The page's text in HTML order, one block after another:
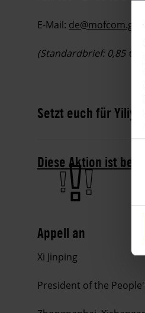
E-Mail:
(Standardbrief: 0,85 €)
Setzt euch für
Diese Aktion ist
Appell an
Xi Jinping
President of the